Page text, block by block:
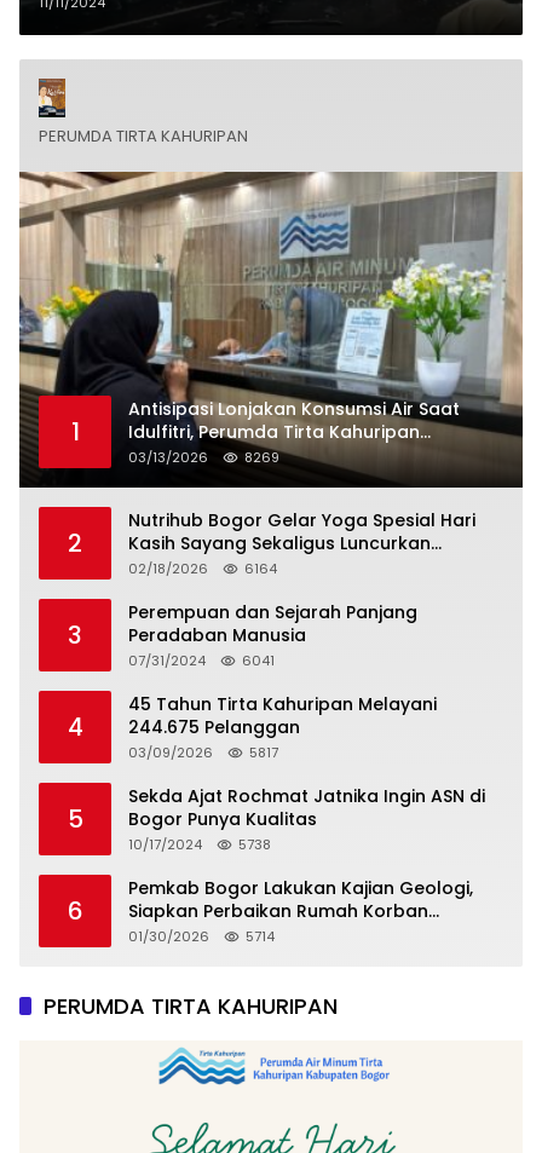
PERUMDA TIRTA KAHURIPAN
1
Antisipasi Lonjakan Konsumsi Air Saat
Idulfitri, Perumda Tirta Kahuripan
Berlakukan Status Siaga Lebaran
03/13/2026 8269
2
Nutrihub Bogor Gelar Yoga Spesial Hari
Kasih Sayang Sekaligus Luncurkan
Tropicana Slim Beras Porang Golden Ube
02/18/2026 6164
3
Perempuan dan Sejarah Panjang
Peradaban Manusia
07/31/2024 6041
4
45 Tahun Tirta Kahuripan Melayani
244.675 Pelanggan
03/09/2026 5817
5
Sekda Ajat Rochmat Jatnika Ingin ASN di
Bogor Punya Kualitas
10/17/2024 5738
6
Pemkab Bogor Lakukan Kajian Geologi,
Siapkan Perbaikan Rumah Korban
Pergeseran Tanah
01/30/2026 5714
PERUMDA TIRTA KAHURIPAN